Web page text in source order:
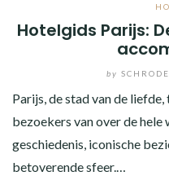
Hotelgids Parijs:
by
Parijs, de stad van de
bezoekers van over de hele
geschiedenis, iconische
betoverende sfeer.…